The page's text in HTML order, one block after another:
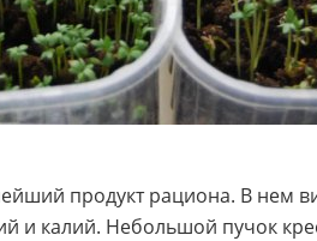
продукт рациона. В нем
и калий. Небольшой пучок